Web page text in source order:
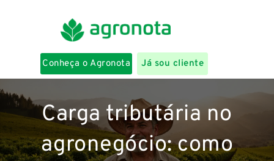
Conheça o Agronota Já sou cliente
Carga tributária no
agronegócio: como